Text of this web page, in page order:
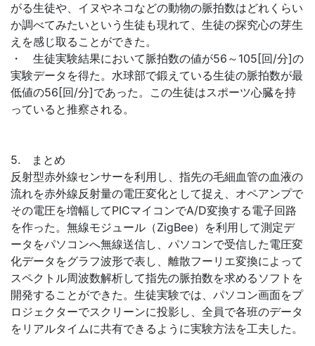
がる生徒や、イヌやネコなどの動物の脈拍数はどれくらい
か調べてみたいという生徒も現れて、生徒の探究心の芽生
えを感じ取ることができた。
・ 生徒実験結果において脈拍数の値が56～105[回/分]の
実験データを得た。水球部で鍛えている生徒の脈拍数が最
低値の56[回/分]であった。この生徒はスポーツ心臓を持
っていると推察される。
5. まとめ
反射型赤外線センサーを利用し、指先の毛細血管の血液の
流れを赤外線反射量の電圧変化として捉え、オペアンプで
その電圧を増幅してPICマイコンでA/D変換する電子回路
を作った。無線モジュール（ZigBee）を利用して測定デ
ータをパソコンへ無線送信し、パソコンで受信した電圧変
化データをグラフ波形で表し、離散フーリエ変換によって
スペクトル周波数解析して指先の脈拍数を求めるソフトを
開発することができた。生徒実験では、パソコン画面をプ
ロジェクターでスクリーンに投影し、全員で各班のデータ
をリアルタイムに共有できるように実験方法を工夫した。